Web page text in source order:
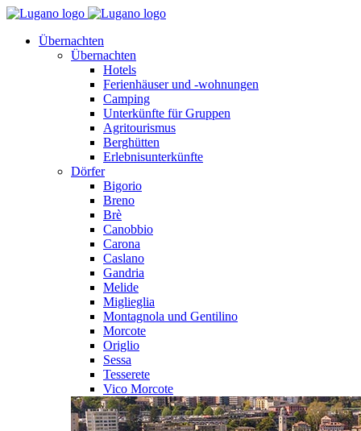
Übernachten
Übernachten
Hotels
Ferienhäuser und -wohnungen
Camping
Unterkünfte für Gruppen
Agritourismus
Berghütten
Erlebnisunterkünfte
Dörfer
Bigorio
Breno
Brè
Canobbio
Carona
Caslano
Gandria
Melide
Miglieglia
Montagnola und Gentilino
Morcote
Origlio
Sessa
Tesserete
Vico Morcote